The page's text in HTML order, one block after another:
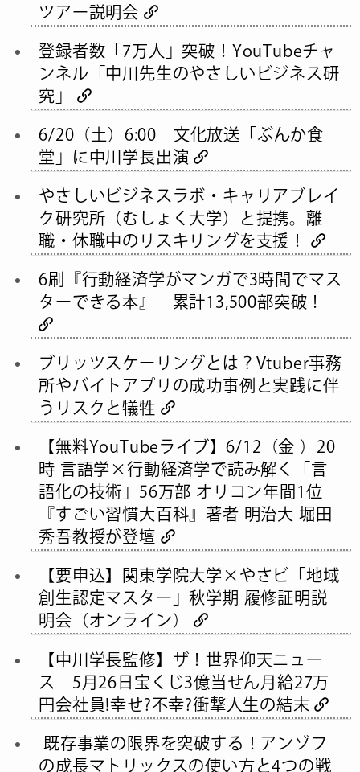
ツアー説明会
登録者数「7万人」突破！YouTubeチャ
ンネル「中川先生のやさしいビジネス研
究」
6/20（土）6:00 文化放送「ぶんか食
堂」に中川学長出演
やさしいビジネスラボ・キャリアブレイ
ク研究所（むしょく大学）と提携。離
職・休職中のリスキリングを支援！
6刷『行動経済学がマンガで3時間でマス
ターできる本』 累計13,500部突破！
ブリッツスケーリングとは？Vtuber事務
所やバイトアプリの成功事例と実践に伴
うリスクと犠牲
【無料YouTubeライブ】6/12（金 ）20
時 言語学×行動経済学で読み解く「言
語化の技術」56万部 オリコン年間1位
『すごい習慣大百科』著者 明治大 堀田
秀吾教授が登壇
【要申込】関東学院大学×やさビ「地域
創生認定マスター」秋学期 履修証明説
明会（オンライン）
【中川学長監修】ザ！世界仰天ニュー
ス 5月26日宝くじ3億当せん月給27万
円会社員!幸せ?不幸?衝撃人生の結末
既存事業の限界を突破する！アンゾフ
の成長マトリックスの使い方と4つの戦